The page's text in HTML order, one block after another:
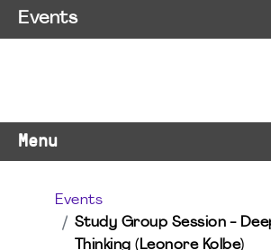
Menu
Events
Study Group Session -
Thinking (Leonore Kolbe)
Events